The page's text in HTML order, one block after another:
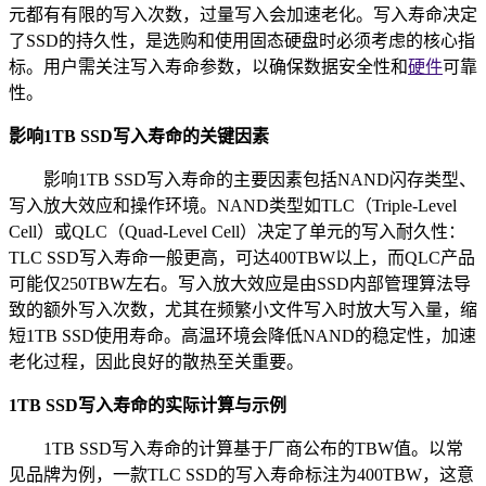
元都有有限的写入次数，过量写入会加速老化。写入寿命决定
了SSD的持久性，是选购和使用固态硬盘时必须考虑的核心指
标。用户需关注写入寿命参数，以确保数据安全性和硬件可靠
性。
影响1TB SSD写入寿命的关键因素
影响1TB SSD写入寿命的主要因素包括NAND闪存类型、
写入放大效应和操作环境。NAND类型如TLC（Triple-Level
Cell）或QLC（Quad-Level Cell）决定了单元的写入耐久性：
TLC SSD写入寿命一般更高，可达400TBW以上，而QLC产品
可能仅250TBW左右。写入放大效应是由SSD内部管理算法导
致的额外写入次数，尤其在频繁小文件写入时放大写入量，缩
短1TB SSD使用寿命。高温环境会降低NAND的稳定性，加速
老化过程，因此良好的散热至关重要。
1TB SSD写入寿命的实际计算与示例
1TB SSD写入寿命的计算基于厂商公布的TBW值。以常
见品牌为例，一款TLC SSD的写入寿命标注为400TBW，这意